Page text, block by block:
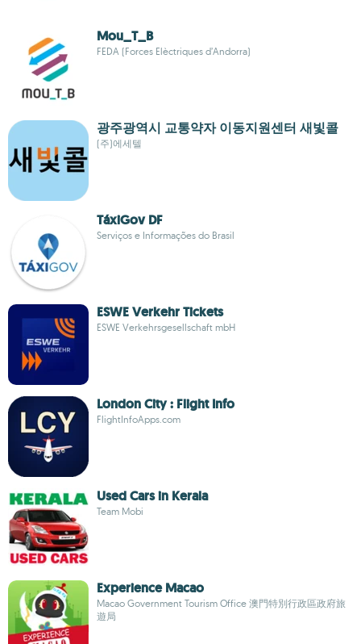
Mou_T_B
FEDA (Forces Elèctriques d’Andorra)
광주광역시 교통약자 이동지원센터 새빛콜
(주)에세텔
TáxiGov DF
Serviços e Informações do Brasil
ESWE Verkehr Tickets
ESWE Verkehrsgesellschaft mbH
London City : Flight Info
FlightInfoApps.com
Used Cars in Kerala
Team Mobi
Experience Macao
Macao Government Tourism Office 澳門特別行政區政府旅
遊局